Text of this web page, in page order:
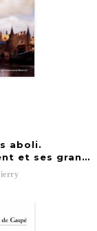
aboli.
et ses